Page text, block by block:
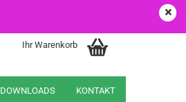
Ihr Warenkorb
DOWNLOADS KONTAKT